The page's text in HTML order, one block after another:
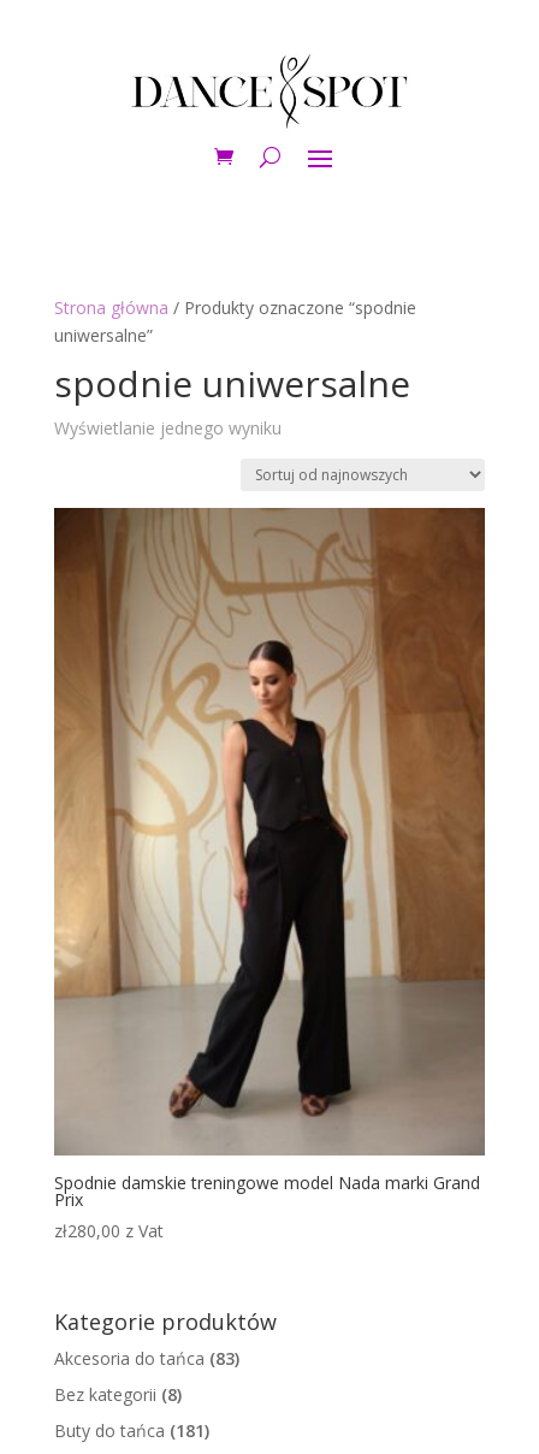
Strona główna / Produkty oznaczone “spodnie
uniwersalne”
spodnie uniwersalne
Wyświetlanie jednego wyniku
Spodnie damskie treningowe model Nada marki Grand
Prix
zł280,00 z Vat
Kategorie produktów
Akcesoria do tańca (83)
Bez kategorii (8)
Buty do tańca (181)